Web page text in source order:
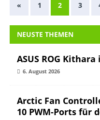
« 1 2 3
NEUSTE THEMEN
ASUS ROG
6. August 2026
Arctic Fan
10 PWM-Ports für